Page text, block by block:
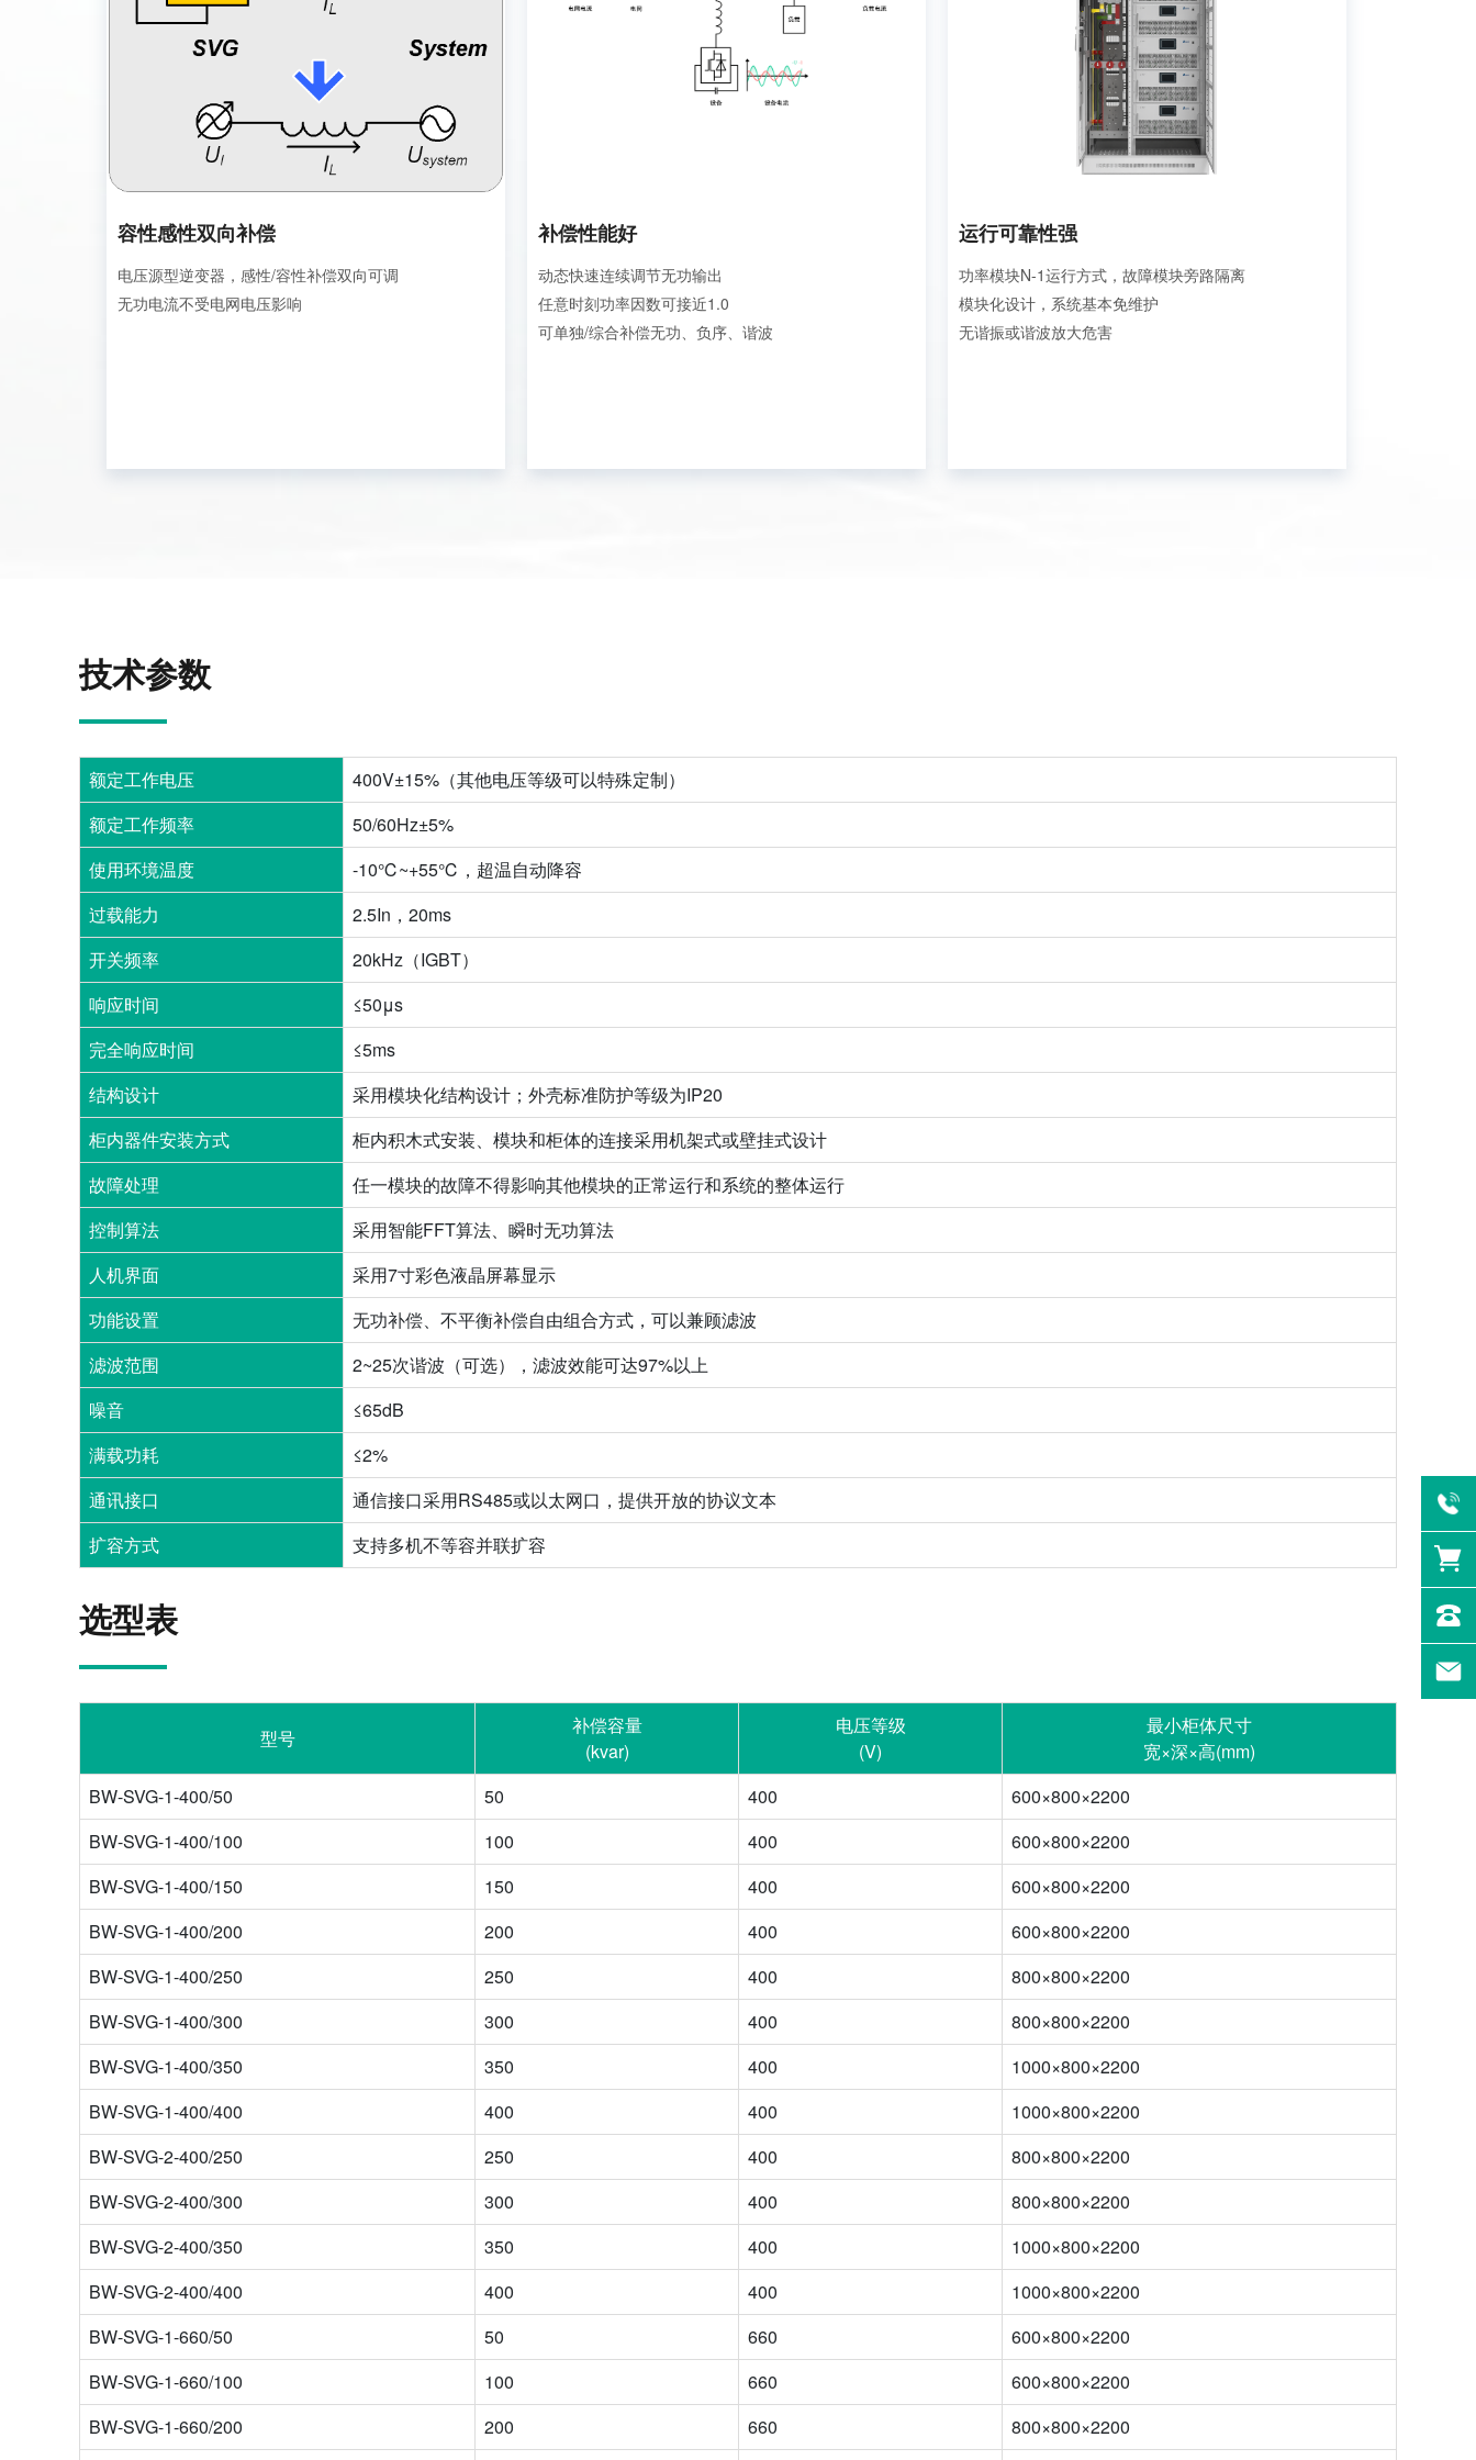
容性感性双向补偿
电压源型逆变器，感性/容性补偿双向可调
无功电流不受电网电压影响
补偿性能好
动态快速连续调节无功输出
任意时刻功率因数可接近1.0
可单独/综合补偿无功、负序、谐波
运行可靠性强
功率模块N-1运行方式，故障模块旁路隔离
模块化设计，系统基本免维护
无谐振或谐波放大危害
技术参数
额定工作电压
400V±15%（其他电压等级可以特殊定制）
额定工作频率
50/60Hz±5%
使用环境温度
-10℃~+55℃，超温自动降容
过载能力
2.5In，20ms
开关频率
20kHz（IGBT）
响应时间
≤50μs
完全响应时间
≤5ms
结构设计
采用模块化结构设计；外壳标准防护等级为IP20
柜内器件安装方式
柜内积木式安装、模块和柜体的连接采用机架式或壁挂式设计
故障处理
任一模块的故障不得影响其他模块的正常运行和系统的整体运行
控制算法
采用智能FFT算法、瞬时无功算法
人机界面
采用7寸彩色液晶屏幕显示
功能设置
无功补偿、不平衡补偿自由组合方式，可以兼顾滤波
滤波范围
2~25次谐波（可选），滤波效能可达97%以上
噪音
≤65dB
满载功耗
≤2%
通讯接口
通信接口采用RS485或以太网口，提供开放的协议文本
扩容方式
支持多机不等容并联扩容
选型表
型号
补偿容量
(kvar)
电压等级
(V)
最小柜体尺寸
宽×深×高(mm)
BW-SVG-1-400/50
50 400
600×800×2200
BW-SVG-1-400/100
100 400
600×800×2200
BW-SVG-1-400/150
150 400
600×800×2200
BW-SVG-1-400/200
200 400
600×800×2200
BW-SVG-1-400/250
250 400
800×800×2200
BW-SVG-1-400/300
300 400
800×800×2200
BW-SVG-1-400/350
350 400
1000×800×2200
BW-SVG-1-400/400
400 400
1000×800×2200
BW-SVG-2-400/250
250 400
800×800×2200
BW-SVG-2-400/300
300 400
800×800×2200
BW-SVG-2-400/350
350 400
1000×800×2200
BW-SVG-2-400/400
400 400
1000×800×2200
BW-SVG-1-660/50
50 660
600×800×2200
BW-SVG-1-660/100
100 660
600×800×2200
BW-SVG-1-660/200
200 660
800×800×2200